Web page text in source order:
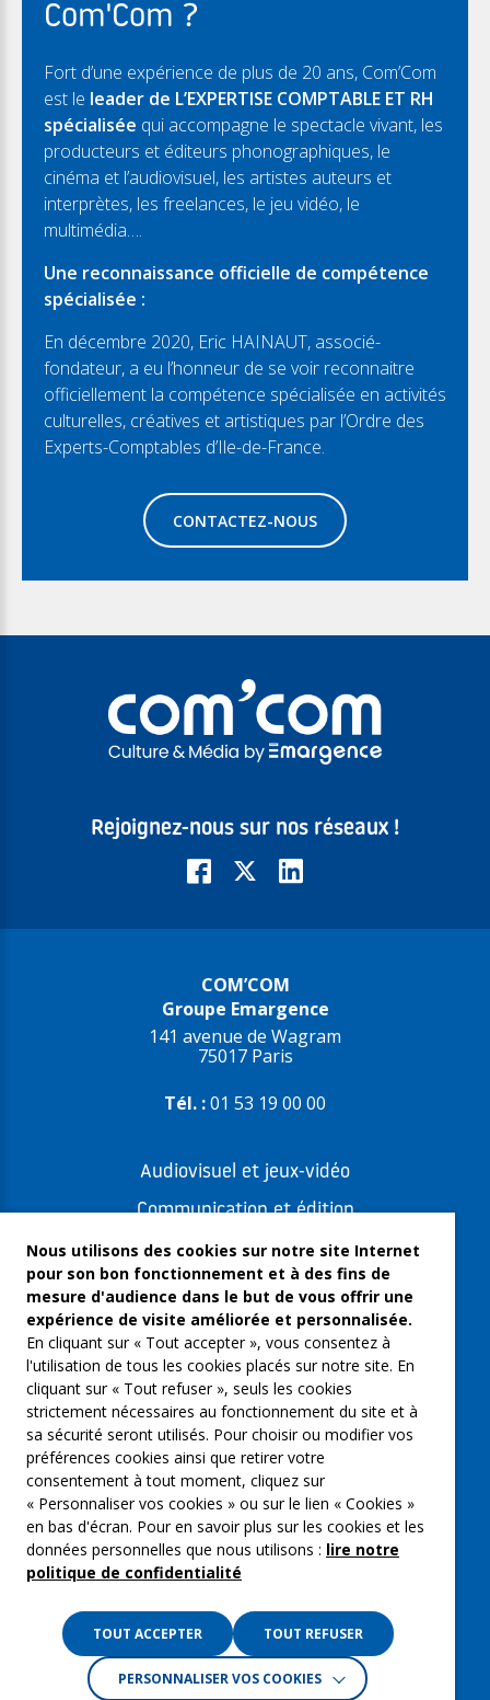
Com'Com ?
Fort d’une expérience de plus de 20 ans, Com’Com
est le leader de L’EXPERTISE COMPTABLE ET RH
spécialisée qui accompagne le spectacle vivant, les
producteurs et éditeurs phonographiques, le
cinéma et l’audiovisuel, les artistes auteurs et
interprètes, les freelances, le jeu vidéo, le
multimédia….
Une reconnaissance officielle de compétence
spécialisée :
En décembre 2020, Eric HAINAUT, associé-
fondateur, a eu l’honneur de se voir reconnaitre
officiellement la compétence spécialisée en activités
culturelles, créatives et artistiques par l’Ordre des
Experts-Comptables d’Ile-de-France.
CONTACTEZ-NOUS
Rejoignez-nous sur nos réseaux !
COM’COM
Groupe Emargence
141 avenue de Wagram
75017 Paris
Tél. :01 53 19 00 00
Audiovisuel et jeux-vidéo
Communication et édition
Freelances et artistes-auteurs
Musique et spectacles
Qui sommes-nous ?
Groupe Emargence
C’moi le chef
Actualités
Contactez nous
Mentions légales
Gestion des cookies
Crédits :La Jungle
Nous utilisons des cookies sur notre site Internet
pour son bon fonctionnement et à des fins de
mesure d'audience dans le but de vous offrir une
expérience de visite améliorée et personnalisée.
En cliquant sur « Tout accepter », vous consentez à
l'utilisation de tous les cookies placés sur notre site. En
cliquant sur « Tout refuser », seuls les cookies
strictement nécessaires au fonctionnement du site et à
sa sécurité seront utilisés. Pour choisir ou modifier vos
préférences cookies ainsi que retirer votre
consentement à tout moment, cliquez sur
« Personnaliser vos cookies » ou sur le lien « Cookies »
en bas d'écran. Pour en savoir plus sur les cookies et les
données personnelles que nous utilisons : lire notre
politique de confidentialité
TOUT ACCEPTER TOUT REFUSER
PERSONNALISER VOS COOKIES